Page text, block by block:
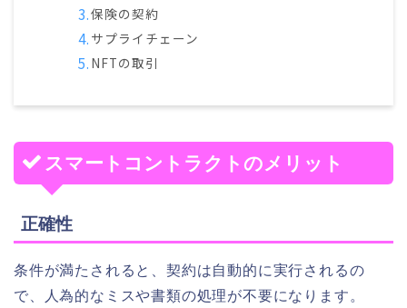
保険の契約
サプライチェーン
NFTの取引
スマートコントラクトのメリット
正確性
条件が満たされると、契約は自動的に実行されるの
で、人為的なミスや書類の処理が不要になります。